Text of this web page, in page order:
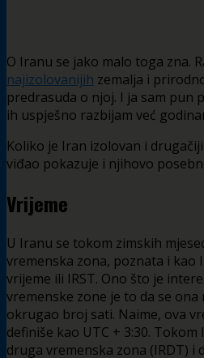
O Iranu se jako malo toga zna.
najizolovanijih zemalja i
predrasuda o njoj. I ja sam pun
ih uspješno razbijam već
Koliko je Iran izolovan i
viđao pokazuje i njihovo
Vrijeme
U Iranu se tokom zimskih
vremenska zona, poznata i kao
vrijeme ili IRST. Ono što je
vremenske zone je to da se
okrugao broj sati. Naime, ova
definiše kao UTC + 3:30.
druga vremenska zona (IRDT) i